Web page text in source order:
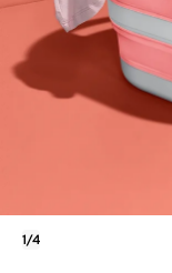
1/4